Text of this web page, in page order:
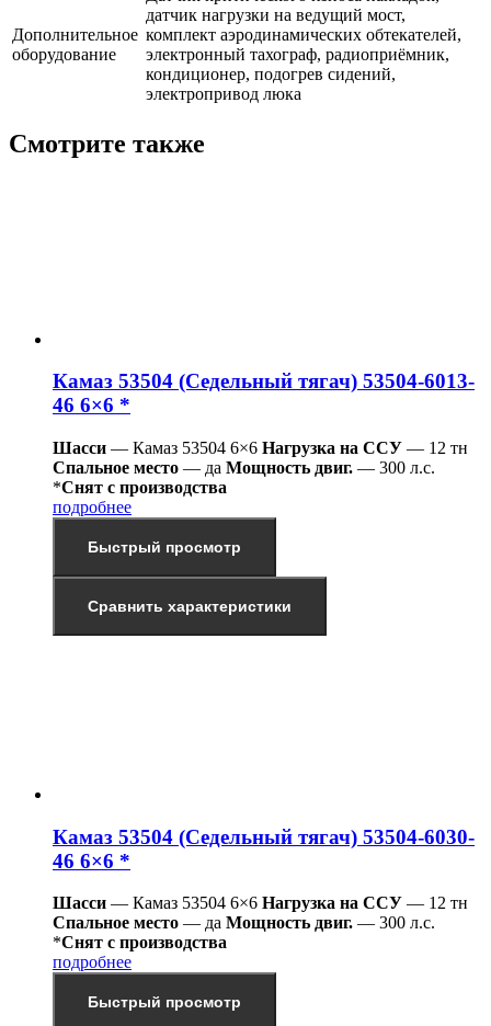
Дополнительное
оборудование
датчик нагрузки на ведущий мост,
комплект аэродинамических обтекателей,
электронный тахограф, радиоприёмник,
кондиционер, подогрев сидений,
электропривод люка
Смотрите также
Камаз 53504 (Седельный тягач) 53504-6013-
46 6×6 *
Шасси — Камаз 53504 6×6 Нагрузка на ССУ — 12 тн
Спальное место — да Мощность двиг. — 300 л.с.
*Снят с производства
подробнее
Быстрый просмотр
Сравнить характеристики
Камаз 53504 (Седельный тягач) 53504-6030-
46 6×6 *
Шасси — Камаз 53504 6×6 Нагрузка на ССУ — 12 тн
Спальное место — да Мощность двиг. — 300 л.с.
*Снят с производства
подробнее
Быстрый просмотр